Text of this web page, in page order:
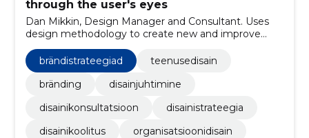
through the user's eyes
Dan Mikkin, Design Manager and Consultant. Uses
design methodology to create new and improve
existing products and services. Improving the world,
one company at a time.
brändistrateegiad
teenusedisain
bränding
disainjuhtimine
disainikonsultatsioon
disainistrateegia
disainikoolitus
organisatsioonidisain